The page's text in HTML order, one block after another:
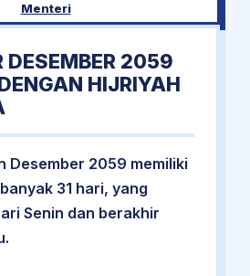
Menteri
DESEMBER 2059
HIJRIYAH
Desember 2059 memiliki
31 hari, yang
Senin dan berakhir